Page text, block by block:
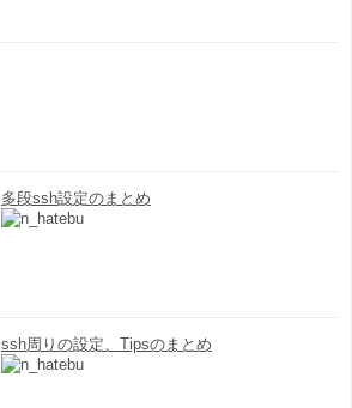
多段ssh設定のまとめ
ssh周りの設定、Tipsのまとめ